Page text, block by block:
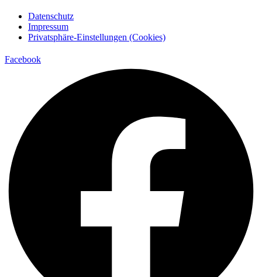
Datenschutz
Impressum
Privatsphäre-Einstellungen (Cookies)
Facebook